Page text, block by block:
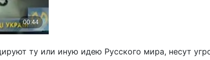
ту или иную идею Русского мира, несут